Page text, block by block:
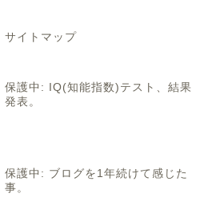
サイトマップ
保護中: IQ(知能指数)テスト、結果
発表。
保護中: ブログを1年続けて感じた
事。